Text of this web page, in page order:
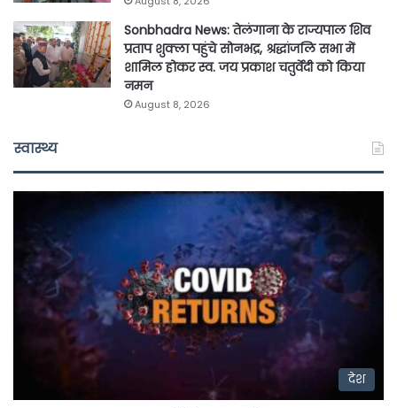
Sonbhadra News: तेलंगाना के राज्यपाल शिव
प्रताप शुक्ला पहुंचे सोनभद्र, श्रद्धांजलि सभा में
शामिल होकर स्व. जय प्रकाश चतुर्वेदी को किया
नमन
August 8, 2026
स्वास्थ्य
देश